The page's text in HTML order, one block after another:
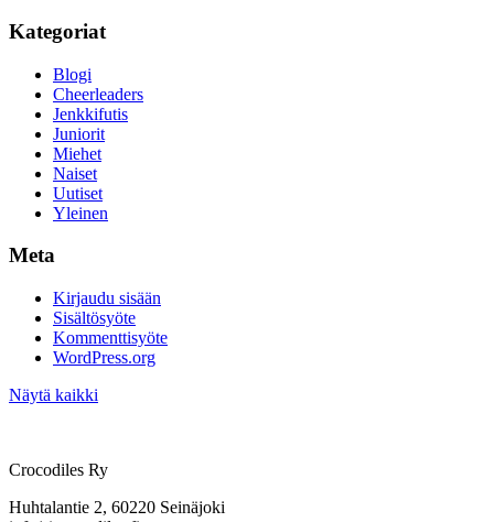
Kategoriat
Blogi
Cheerleaders
Jenkkifutis
Juniorit
Miehet
Naiset
Uutiset
Yleinen
Meta
Kirjaudu sisään
Sisältösyöte
Kommenttisyöte
WordPress.org
Näytä kaikki
Crocodiles Ry
Huhtalantie 2, 60220 Seinäjoki